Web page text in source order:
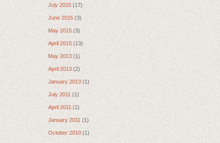
July 2015 (17)
June 2015 (3)
May 2015 (3)
April 2015 (13)
May 2013 (1)
April 2013 (2)
January 2013 (1)
July 2011 (1)
April 2011 (1)
January 2011 (1)
October 2010 (1)